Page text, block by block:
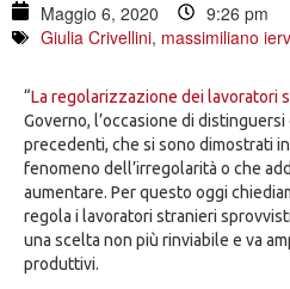
Maggio 6, 2020
9:26 pm
Giulia Crivellini, massimiliano
“La regolarizzazione dei lavoratori
Governo, l’occasione di
precedenti, che si sono dimostrati
fenomeno dell’irregolarità o che
aumentare. Per questo oggi
regola i lavoratori stranieri
una scelta non più rinviabile e va
produttivi.